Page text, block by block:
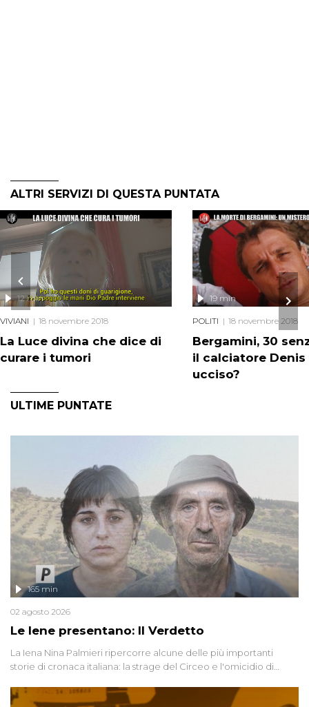
ALTRI SERVIZI DI QUESTA PUNTATA
La Luce divina che dice di
curare i tumori
12 min
VIVIANI 18 novembre 2018
Bergamini, 30
il calciatore
ucciso?
19 min
POLITI 18 novembre 2018
ULTIME PUNTATE
Le Iene presentano: Il Verdetto
165 min
02 agosto 2026
La Iena Nina Palmieri ripercorre alcune delle più importanti
storie di cronaca italiana: la strage del Circeo e l'omicidio di